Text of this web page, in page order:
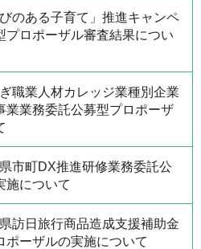
のある子育て」推進キャンペ
プロポーザル審査結果につい
職業人材カレッジ業種別企業
業業務委託公募型プロポーザ
市町DX推進研修業務委託公
施について
訪日旅行商品造成支援補助金
ポーザルの実施について